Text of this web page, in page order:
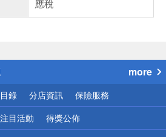
應稅
送
請小心！
more
錄 分店資訊 保險服務
注目活動 得獎公佈